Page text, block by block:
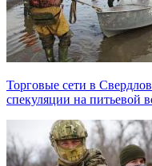
Торговые сети в
спекуляции на питьевой